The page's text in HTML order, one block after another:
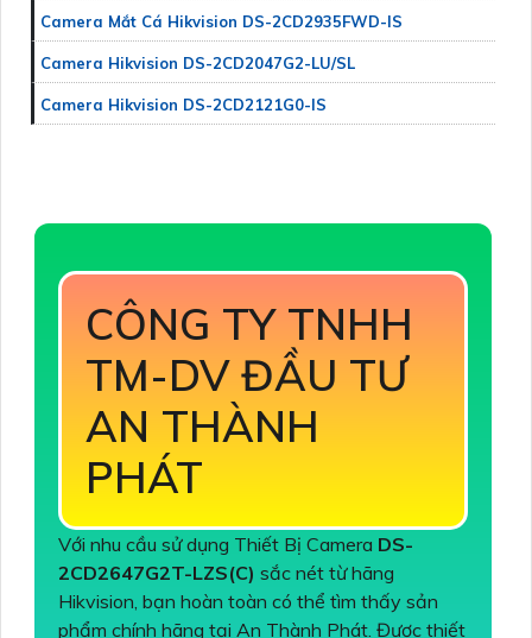
Camera Mắt Cá Hikvision DS-2CD2935FWD-IS
Camera Hikvision DS-2CD2047G2-LU/SL
Camera Hikvision DS-2CD2121G0-IS
CÔNG TY TNHH
TM-DV ĐẦU TƯ
AN THÀNH
PHÁT
Với nhu cầu sử dụng Thiết Bị Camera DS-
2CD2647G2T-LZS(C) sắc nét từ hãng
Hikvision, bạn hoàn toàn có thể tìm thấy sản
phẩm chính hãng tại An Thành Phát. Được thiết